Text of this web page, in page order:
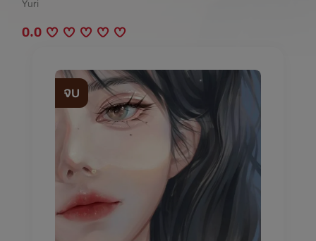
Yuri
0.0
จบ